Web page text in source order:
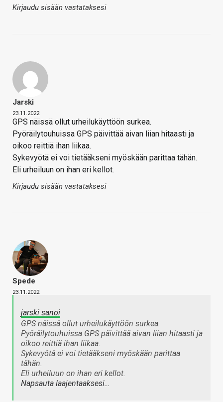
Kirjaudu sisään vastataksesi
Jarski
23.11.2022
GPS näissä ollut urheilukäyttöön surkea.
Pyöräilytouhuissa GPS päivittää aivan liian hitaasti ja
oikoo reittiä ihan liikaa.
Sykevyötä ei voi tietääkseni myöskään parittaa tähän.
Eli urheiluun on ihan eri kellot.
Kirjaudu sisään vastataksesi
Spede
23.11.2022
jarski sanoi
GPS näissä ollut urheilukäyttöön surkea.
Pyöräilytouhuissa GPS päivittää aivan liian hitaasti ja
oikoo reittiä ihan liikaa.
Sykevyötä ei voi tietääkseni myöskään parittaa
tähän.
Eli urheiluun on ihan eri kellot.
Napsauta laajentaaksesi…